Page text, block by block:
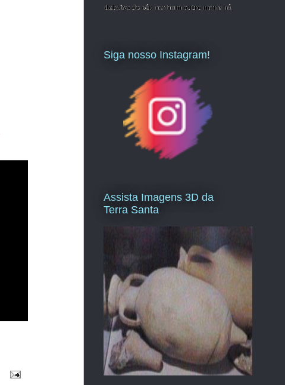
Siga nosso Instagram!
Assista Imagens 3D da
Terra Santa